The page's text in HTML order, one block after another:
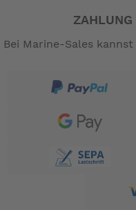
Bei Marine-Sales